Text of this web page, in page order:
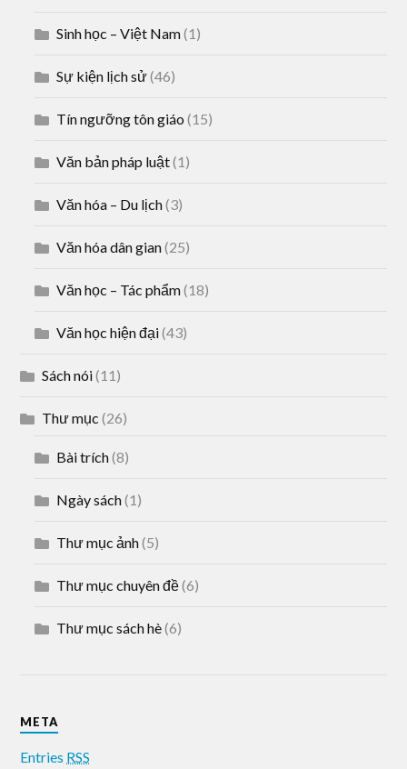
Sinh học – Việt Nam(1)
Sự kiện lịch sử(46)
Tín ngưỡng tôn giáo (15)
Văn bản pháp luật(1)
Văn hóa – Du lịch(3)
Văn hóa dân gian(25)
Văn học – Tác phẩm(18)
Văn học hiện đại(43)
Sách nói(11)
Thư mục (26)
Bài trích(8)
Ngày sách(1)
Thư mục ảnh(5)
Thư mục chuyên đề(6)
Thư mục sách hè(6)
META
Entries RSS